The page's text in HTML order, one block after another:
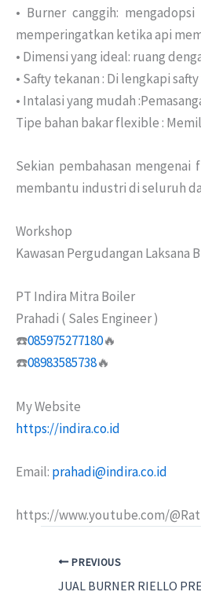
• Burner canggih:
memperingatkan ketika api
• Dimensi yang ideal: ruang
• Safty tekanan : Di lengkapi
• Intalasi yang mudah
Tipe bahan bakar flexible :
Sekian pembahasan
membantu industri di seluruh
Workshop
Kawasan Pergudangan Laksana
PT Indira Mitra Boiler
Prahadi ( Sales Engineer )
☎️085975277180🔥
☎️08983585738🔥
My Website
https://indira.co.id
Email: prahadi@indira.co.id
https://www.youtube.com/
PREVIOUS
JUAL BURNER RIELLO